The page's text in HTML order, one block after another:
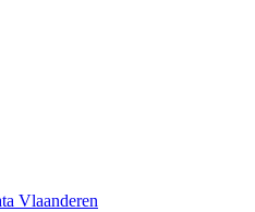
Vlaanderen